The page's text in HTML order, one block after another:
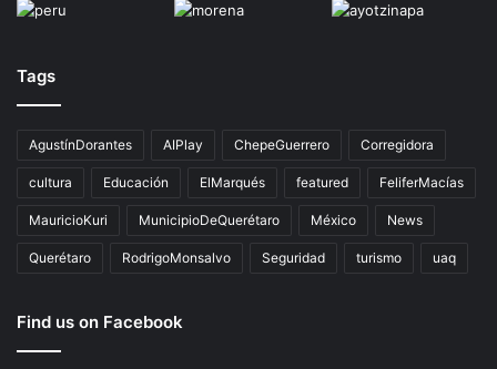
Tags
AgustínDorantes AIPlay ChepeGuerrero Corregidora
cultura Educación ElMarqués featured FeliferMacías
MauricioKuri MunicipioDeQuerétaro México News
Querétaro RodrigoMonsalvo Seguridad turismo uaq
Find us on Facebook